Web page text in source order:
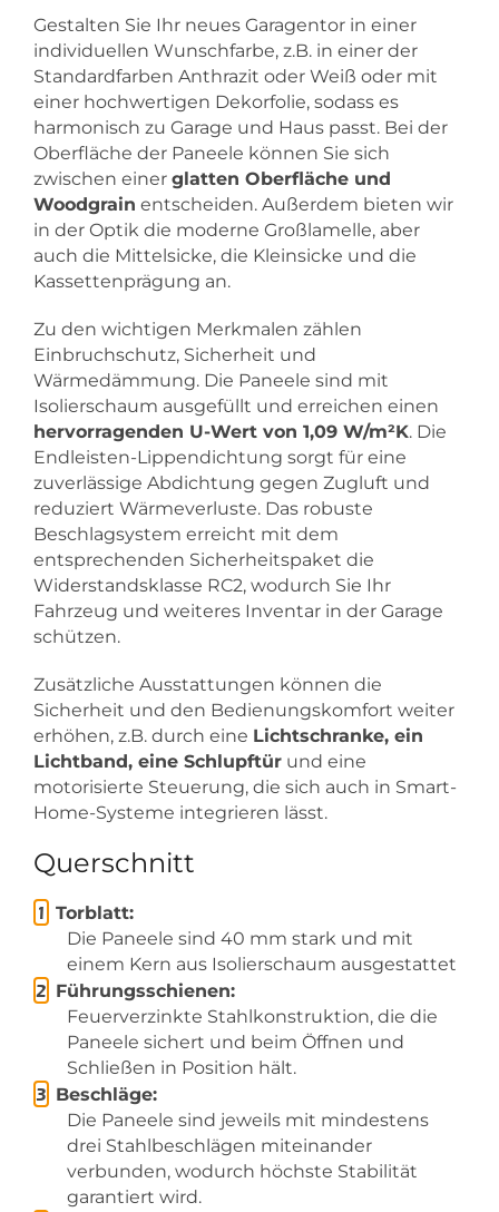
Gestalten Sie Ihr neues Garagentor in einer
individuellen Wunschfarbe, z.B. in einer der
Standardfarben Anthrazit oder Weiß oder mit
einer hochwertigen Dekorfolie, sodass es
harmonisch zu Garage und Haus passt. Bei der
Oberfläche der Paneele können Sie sich
zwischen einer glatten Oberfläche und
Woodgrain entscheiden. Außerdem bieten wir
in der Optik die moderne Großlamelle, aber
auch die Mittelsicke, die Kleinsicke und die
Kassettenprägung an.
Zu den wichtigen Merkmalen zählen
Einbruchschutz, Sicherheit und
Wärmedämmung. Die Paneele sind mit
Isolierschaum ausgefüllt und erreichen einen
hervorragenden U-Wert von 1,09 W/m²K. Die
Endleisten-Lippendichtung sorgt für eine
zuverlässige Abdichtung gegen Zugluft und
reduziert Wärmeverluste. Das robuste
Beschlagsystem erreicht mit dem
entsprechenden Sicherheitspaket die
Widerstandsklasse RC2, wodurch Sie Ihr
Fahrzeug und weiteres Inventar in der Garage
schützen.
Zusätzliche Ausstattungen können die
Sicherheit und den Bedienungskomfort weiter
erhöhen, z.B. durch eine Lichtschranke, ein
Lichtband, eine Schlupftür und eine
motorisierte Steuerung, die sich auch in Smart-
Home-Systeme integrieren lässt.
Querschnitt
Torblatt:
Die Paneele sind 40 mm stark und mit
einem Kern aus Isolierschaum ausgestattet
Führungsschienen:
Feuerverzinkte Stahlkonstruktion, die die
Paneele sichert und beim Öffnen und
Schließen in Position hält.
Beschläge:
Die Paneele sind jeweils mit mindestens
drei Stahlbeschlägen miteinander
verbunden, wodurch höchste Stabilität
garantiert wird.